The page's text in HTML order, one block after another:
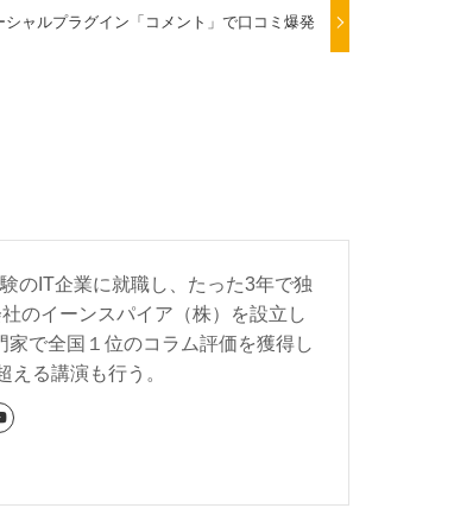
シャルプラグイン「コメント」で口コミ爆発
のIT企業に就職し、たった3年で独
のイーンスパイア（株）を設立し
で全国１位のコラム評価を獲得し
る講演も行う。